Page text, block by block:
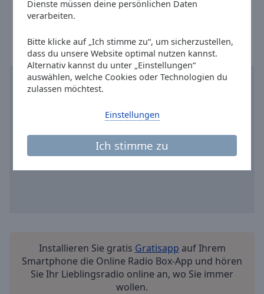
Dienste müssen deine persönlichen Daten
verarbeiten.
Bitte klicke auf „Ich stimme zu“, um sicherzustellen,
dass du unsere Website optimal nutzen kannst.
Alternativ kannst du unter „Einstellungen“
auswählen, welche Cookies oder Technologien du
zulassen möchtest.
Ich stimme zu
Einstellungen
dialog
Ortszeit in Bielefeld:19:44,08.08.2026
Installieren Sie gratis Gratisapp auf Ihrem
Smartphone die Online Radio Box-App und hören
Sie Ihr Lieblingsradio online an, wo Sie immer
wollen.